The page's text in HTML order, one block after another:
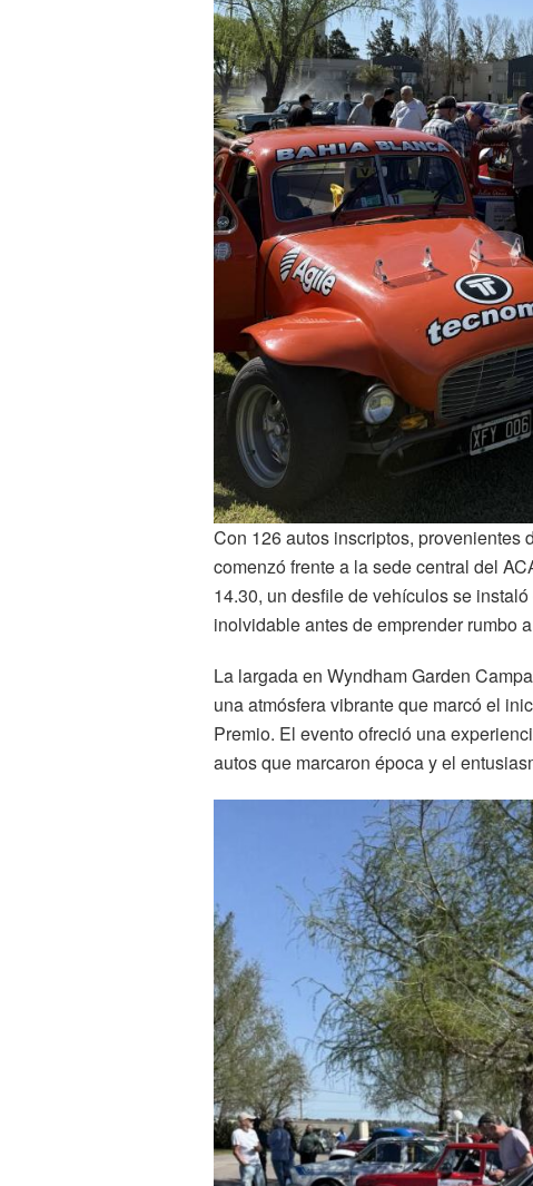
Con 126 autos inscriptos, provenientes
comenzó frente a la sede central del
14.30, un desfile de vehículos se
inolvidable antes de emprender rumbo
La largada en Wyndham Garden
una atmósfera vibrante que marcó el
Premio. El evento ofreció una
autos que marcaron época y el